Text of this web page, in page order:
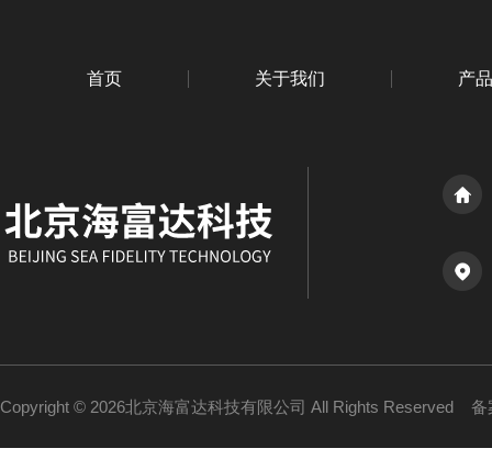
首页 关于我们 产
Copyright © 2026北京海富达科技有限公司 All Rights Reserved 备